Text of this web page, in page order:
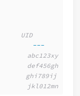
面
---
abc123xy
def456gh
ghi789ij
jkl012mn